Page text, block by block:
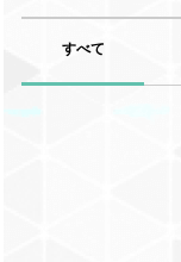
すべて